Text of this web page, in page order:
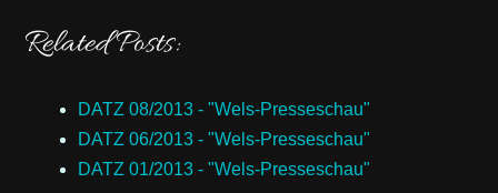
Related Posts:
DATZ 08/2013 - "Wels-Presseschau"
DATZ 06/2013 - "Wels-Presseschau"
DATZ 01/2013 - "Wels-Presseschau"